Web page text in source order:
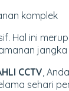
komplek
Hal ini
CCTV,
sehari